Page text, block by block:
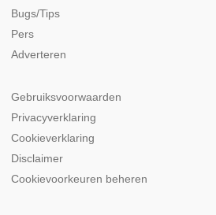
Bugs/Tips
Pers
Adverteren
Gebruiksvoorwaarden
Privacyverklaring
Cookieverklaring
Disclaimer
Cookievoorkeuren beheren